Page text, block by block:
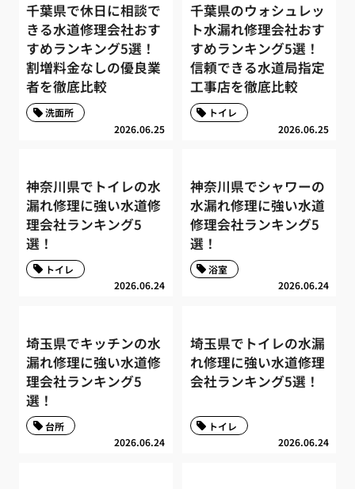
千葉県で休日に相談で
きる水道修理会社おす
すめランキング5選！
割増料金なしの優良業
者を徹底比較
2026.06.25
洗面所
千葉県のウォシュレッ
ト水漏れ修理会社おす
すめランキング5選！
信頼できる水道局指定
工事店を徹底比較
2026.06.25
トイレ
神奈川県でトイレの水
漏れ修理に強い水道修
理会社ランキング5
選！
2026.06.24
トイレ
神奈川県でシャワーの
水漏れ修理に強い水道
修理会社ランキング5
選！
2026.06.24
浴室
埼玉県でキッチンの水
漏れ修理に強い水道修
理会社ランキング5
選！
2026.06.24
台所
埼玉県でトイレの水漏
れ修理に強い水道修理
会社ランキング5選！
2026.06.24
トイレ